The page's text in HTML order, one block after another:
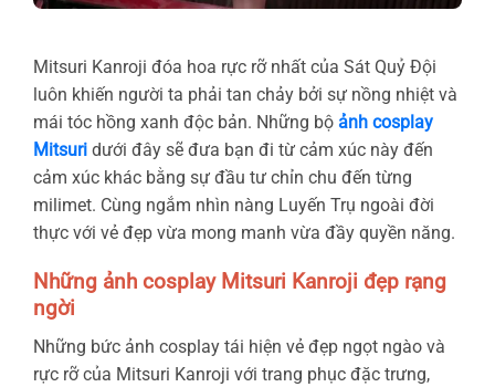
Mitsuri Kanroji đóa hoa rực rỡ nhất của Sát Quỷ Đội
luôn khiến người ta phải tan chảy bởi sự nồng nhiệt và
mái tóc hồng xanh độc bản. Những bộ ảnh cosplay
Mitsuridưới đây sẽ đưa bạn đi từ cảm xúc này đến
cảm xúc khác bằng sự đầu tư chỉn chu đến từng
milimet. Cùng ngắm nhìn nàng Luyến Trụ ngoài đời
thực với vẻ đẹp vừa mong manh vừa đầy quyền năng.
Những ảnh cosplay Mitsuri Kanroji đẹp rạng
ngời
Những bức ảnh cosplay tái hiện vẻ đẹp ngọt ngào và
rực rỡ của Mitsuri Kanroji với trang phục đặc trưng,